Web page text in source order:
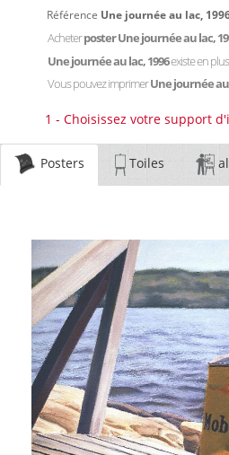
Référence Une journée au lac,
Acheterposter Une journée au lac,
Une journée au lac, 1996existe en
Vous pouvez imprimerUne journée au
1 - Choisissez votre support
Posters Toiles